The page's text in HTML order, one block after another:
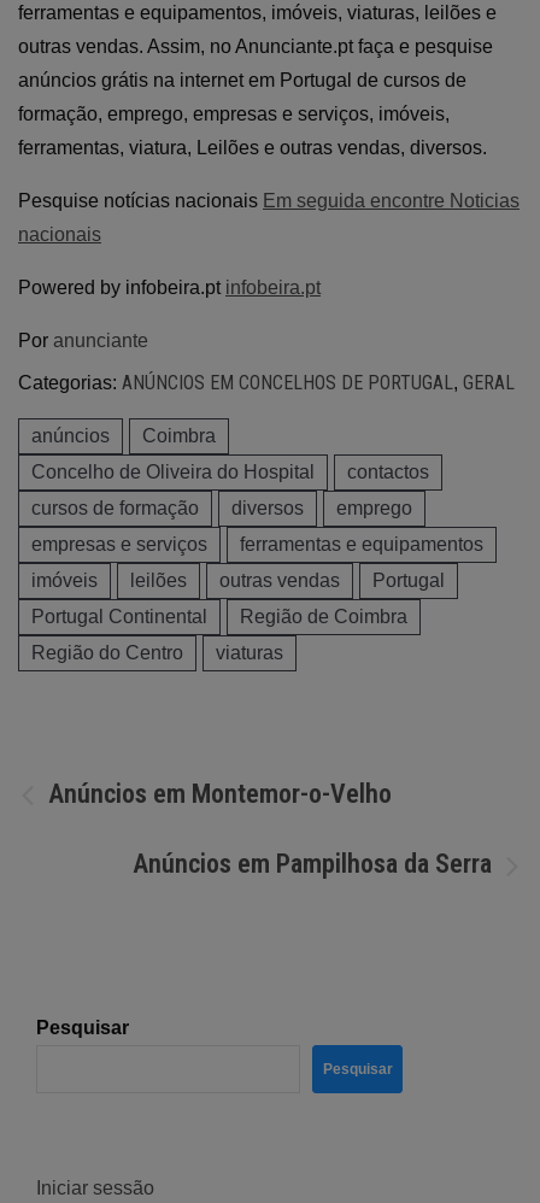
ferramentas e equipamentos, imóveis, viaturas, leilões e
outras vendas. Assim, no Anunciante.pt faça e pesquise
anúncios grátis na internet em Portugal de cursos de
formação, emprego, empresas e serviços, imóveis,
ferramentas, viatura, Leilões e outras vendas, diversos.
Pesquise notícias nacionais Em seguida encontre Noticias
nacionais
Powered by infobeira.pt infobeira.pt
Por anunciante
Categorias: ANÚNCIOS EM CONCELHOS DE PORTUGAL , GERAL
anúncios
Coimbra
Concelho de Oliveira do Hospital
contactos
cursos de formação
diversos
emprego
empresas e serviços
ferramentas e equipamentos
imóveis
leilões outras vendas
Portugal
Portugal Continental
Região de Coimbra
Região do Centro
viaturas
Navegação
Anúncios em Montemor-o-Velho
Anúncios em Pampilhosa da Serra
Pesquisar
Pesquisar
Iniciar sessão